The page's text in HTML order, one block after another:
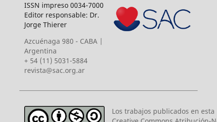
ISSN impreso 0034-7000
Editor responsable: Dr.
Jorge Thierer
Azcuénaga 980 - CABA |
Argentina
+ 54 (11) 5031-5884
revista@sac.org.ar
Los trabajos publicados en